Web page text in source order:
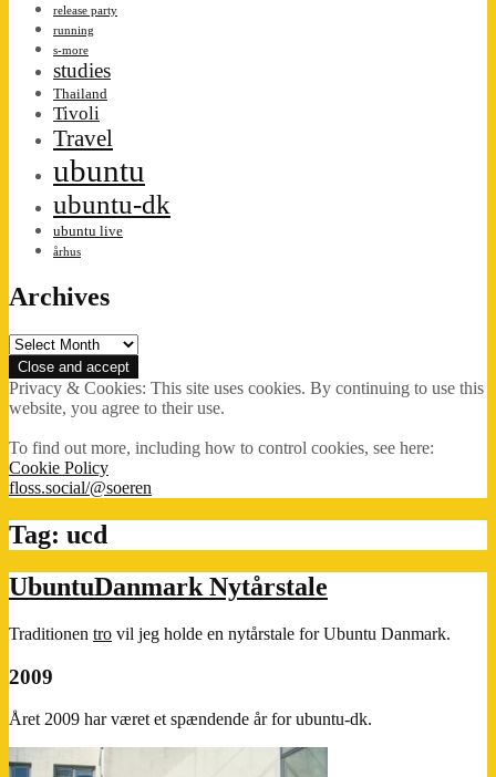
release party
running
s-more
studies
Thailand
Tivoli
Travel
ubuntu
ubuntu-dk
ubuntu live
århus
Archives
Archives
Privacy & Cookies: This site uses cookies. By continuing to use this
website, you agree to their use.
To find out more, including how to control cookies, see here:
Cookie Policy
floss.social/@soeren
Tag: ucd
UbuntuDanmark Nytårstale
Traditionen tro vil jeg holde en nytårstale for Ubuntu Danmark.
2009
Året 2009 har været et spændende år for ubuntu-dk.